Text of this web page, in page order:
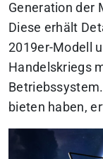
Generation der
Diese erhält
2019er-Modell
Handelskriegs
bieten haben,